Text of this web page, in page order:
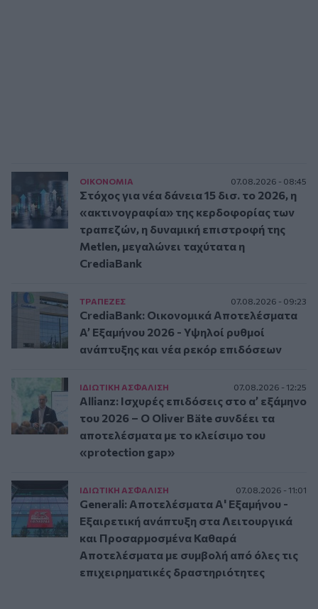
ΟΙΚΟΝΟΜΙΑ 07.08.2026 - 08:45
Στόχος για νέα δάνεια 15 δισ. το 2026, η
«ακτινογραφία» της κερδοφορίας των
τραπεζών, η δυναμική επιστροφή της
Metlen, μεγαλώνει ταχύτατα η
CrediaBank
ΤΡAΠΕΖΕΣ 07.08.2026 - 09:23
CrediaBank: Οικονομικά Αποτελέσματα
A’ Εξαμήνου 2026 - Υψηλοί ρυθμοί
ανάπτυξης και νέα ρεκόρ επιδόσεων
ΙΔΙΩΤΙΚΗ ΑΣΦAΛΙΣΗ 07.08.2026 - 12:25
Allianz: Ισχυρές επιδόσεις στο α’ εξάμηνο
του 2026 – Ο Oliver Bäte συνδέει τα
αποτελέσματα με το κλείσιμο του
«protection gap»
ΙΔΙΩΤΙΚΗ ΑΣΦAΛΙΣΗ 07.08.2026 - 11:01
Generali: Αποτελέσματα Α' Εξαμήνου -
Εξαιρετική ανάπτυξη στα Λειτουργικά
και Προσαρμοσμένα Καθαρά
Αποτελέσματα με συμβολή από όλες τις
επιχειρηματικές δραστηριότητες